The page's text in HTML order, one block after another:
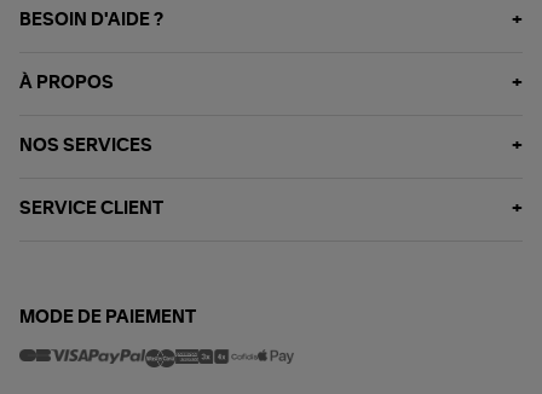
BESOIN D'AIDE ?
À PROPOS
NOS SERVICES
SERVICE CLIENT
MODE DE PAIEMENT